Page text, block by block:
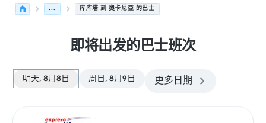
... 库库塔 到 奧卡尼亞 的巴士
即将出发的巴士班次
明天, 8月8日 周日, 8月9日 更多日期